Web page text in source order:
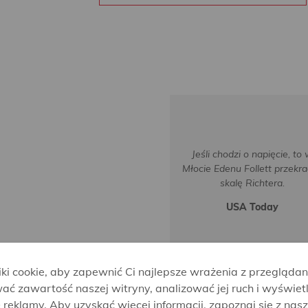
Jeśli chodzi o napięcie, to
Młocie Edenu Follett
skalę Richtera.
USA Today
cookie, aby zapewnić Ci najlepsze wrażenia z
zawartość naszej witryny, analizować jej ruch i
Aby uzyskać więcej informacji, zapoznaj się z